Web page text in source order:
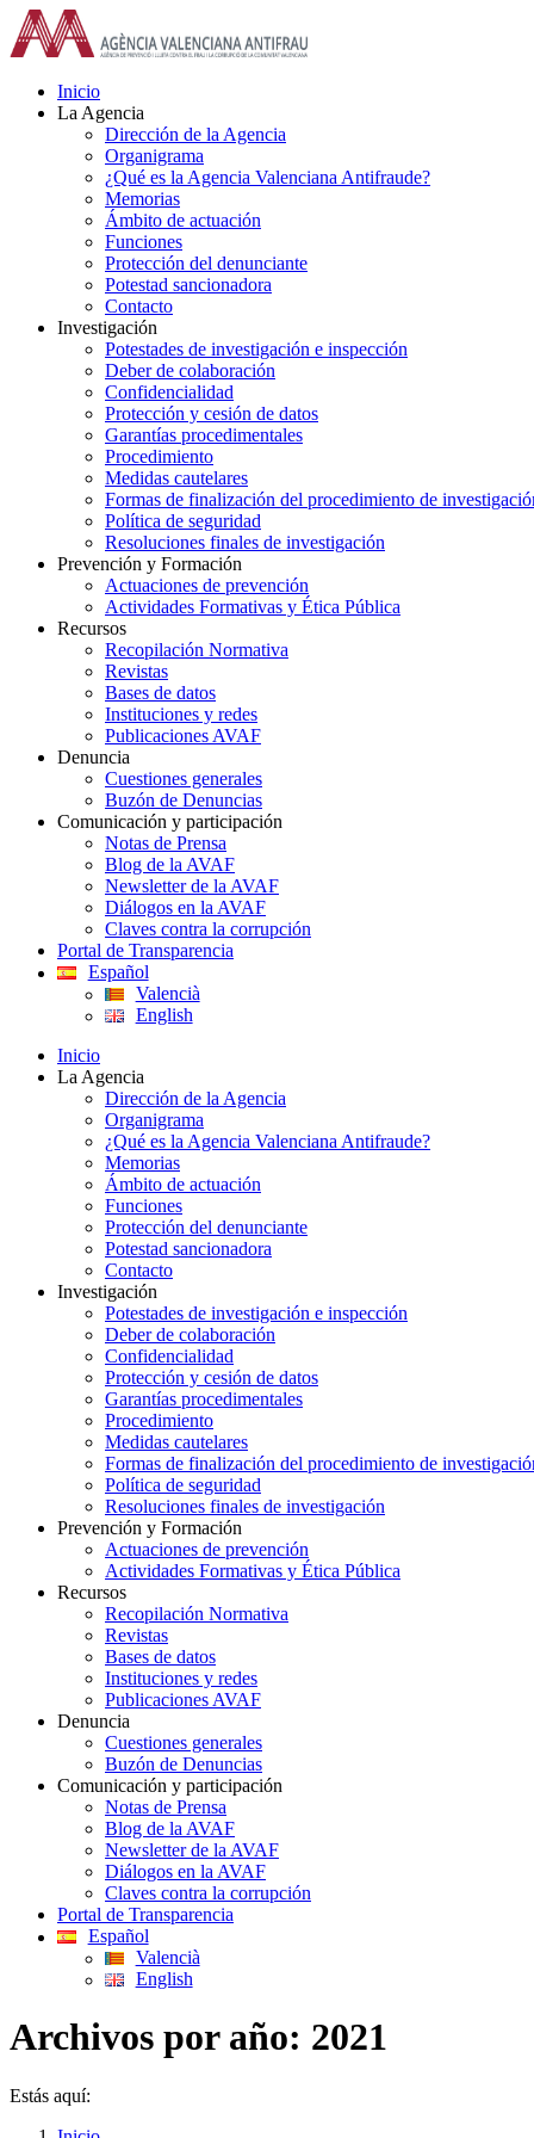
Saltar
al
contenido
Inicio
La Agencia
Dirección de la Agencia
Organigrama
¿Qué es la Agencia Valenciana Antifraude?
Memorias
Ámbito de actuación
Funciones
Protección del denunciante
Potestad sancionadora
Contacto
Investigación
Potestades de investigación e inspección
Deber de colaboración
Confidencialidad
Protección y cesión de datos
Garantías procedimentales
Procedimiento
Medidas cautelares
Formas de finalización del procedimiento de
Política de seguridad
Resoluciones finales de investigación
Prevención y Formación
Actuaciones de prevención
Actividades Formativas y Ética Pública
Recursos
Recopilación Normativa
Revistas
Bases de datos
Instituciones y redes
Publicaciones AVAF
Denuncia
Cuestiones generales
Buzón de Denuncias
Comunicación y participación
Notas de Prensa
Blog de la AVAF
Newsletter de la AVAF
Diálogos en la AVAF
Claves contra la corrupción
Portal de Transparencia
Español
Valencià
English
Inicio
La Agencia
Dirección de la Agencia
Organigrama
¿Qué es la Agencia Valenciana Antifraude?
Memorias
Ámbito de actuación
Funciones
Protección del denunciante
Potestad sancionadora
Contacto
Investigación
Potestades de investigación e inspección
Deber de colaboración
Confidencialidad
Protección y cesión de datos
Garantías procedimentales
Procedimiento
Medidas cautelares
Formas de finalización del procedimiento de
Política de seguridad
Resoluciones finales de investigación
Prevención y Formación
Actuaciones de prevención
Actividades Formativas y Ética Pública
Recursos
Recopilación Normativa
Revistas
Bases de datos
Instituciones y redes
Publicaciones AVAF
Denuncia
Cuestiones generales
Buzón de Denuncias
Comunicación y participación
Notas de Prensa
Blog de la AVAF
Newsletter de la AVAF
Diálogos en la AVAF
Claves contra la corrupción
Portal de Transparencia
Español
Valencià
English
Archivos por año: 2021
Estás aquí: